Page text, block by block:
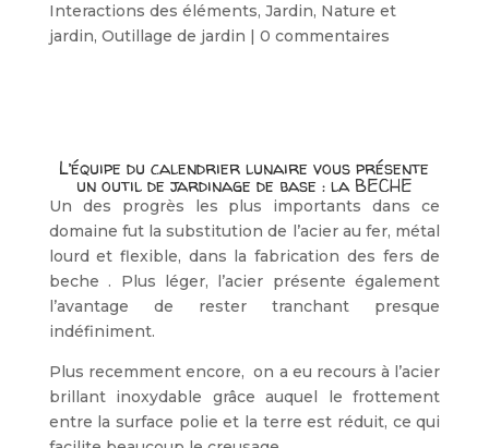
Interactions des éléments, Jardin, Nature et
jardin, Outillage de jardin | 0 commentaires
L’équipe du calendrier lunaire vous présente
un outil de jardinage de base : la BECHE
Un des progrès les plus importants dans ce
domaine fut la substitution de l’acier au fer, métal
lourd et flexible, dans la fabrication des fers de
beche . Plus léger, l’acier présente également
l’avantage de rester tranchant presque
indéfiniment.
Plus recemment encore, on a eu recours à l’acier
brillant inoxydable grâce auquel le frottement
entre la surface polie et la terre est réduit, ce qui